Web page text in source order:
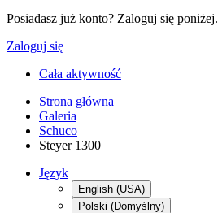
Posiadasz już konto? Zaloguj się poniżej.
Zaloguj się
Cała aktywność
Strona główna
Galeria
Schuco
Steyer 1300
Język
English (USA)
Polski (Domyślny)